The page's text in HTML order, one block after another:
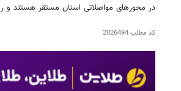
در محورهای مواصلاتی استان مستقر هستند و رانندگان می
کد مطلب2026494